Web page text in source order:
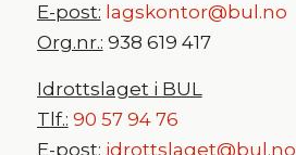
E-post: lagskontor@bul.no
Org.nr.: 938 619 417
Idrottslaget i BUL
Tlf.: 90 57 94 76
E-post: idrottslaget@bul.no